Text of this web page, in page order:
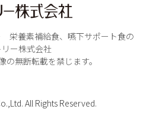
栄養素補給食、嚥下サポート食の
ー株式会社
の無断転載を禁じます。
All Rights Reserved.